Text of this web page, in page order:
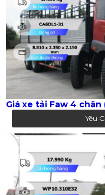
Giá xe tải Faw 4
Yêu